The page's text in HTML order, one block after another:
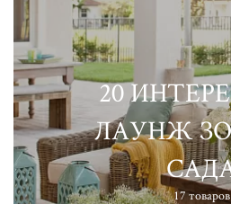
20
ЛАУНЖ
17 товаров